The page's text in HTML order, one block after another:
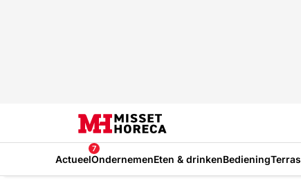
Actueel
7
OndernemenEten & drinkenBedieningTerras